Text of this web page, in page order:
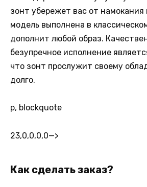
зонт убережет вас от
модель выполнена в
дополнит любой образ.
безупречное исполнение
что зонт прослужит своему
долго.
p, blockquote
23,0,0,0,0—>
Как сделать заказ?